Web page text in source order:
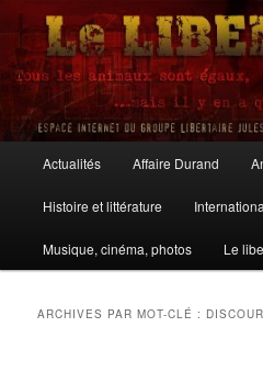
Aller
contenu
principal
Aller
contenu
secondaire
Le Libertaire
principal
Actualités Affaire Durand
Histoire et littérature
Musique, cinéma, photos Le
ARCHIVES PAR MOT-CLÉ :